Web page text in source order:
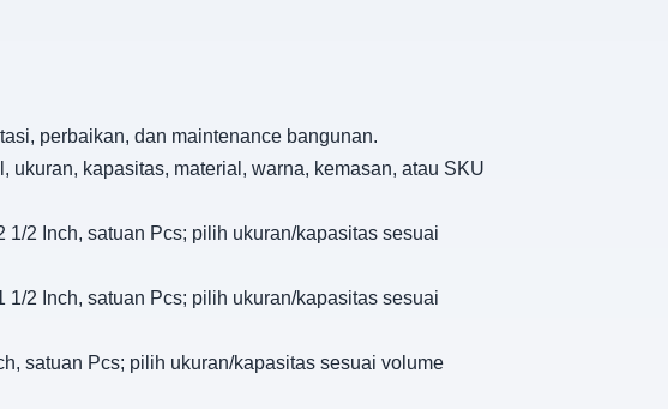
perbaikan, dan maintenance bangunan.
kapasitas, material, warna, kemasan, atau SKU
2 Inch, satuan Pcs; pilih ukuran/kapasitas sesuai
2 Inch, satuan Pcs; pilih ukuran/kapasitas sesuai
satuan Pcs; pilih ukuran/kapasitas sesuai volume